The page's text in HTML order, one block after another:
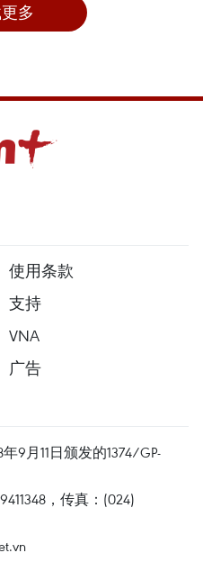
多
使用条款
支持
VNA
广告
9月11日颁发的1374/GP-
，传真：(024)